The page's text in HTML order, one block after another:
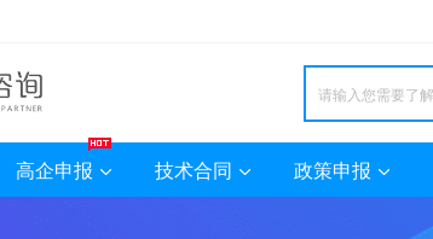
高企申报 技术合同 政策申报